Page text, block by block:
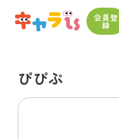
会員登
録
ぴぴぷ